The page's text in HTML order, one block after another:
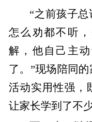
“之前孩子
怎么劝都不听
解，他自己主
了。”现场陪同
活动实用性强，
让家长学到了不